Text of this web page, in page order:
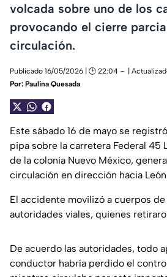
volcada sobre uno de los
provocando el cierre
circulación.
Publicado 16/05/2026 | 🕑 22:04
|
Por: Paulina Quesada
Este sábado 16 de mayo se
pipa sobre la carretera Federal 45
de la colonia Nuevo México,
circulación en dirección hacia
El accidente movilizó a cuerpos
autoridades viales, quienes
De acuerdo las autoridades, todo
conductor habría perdido el